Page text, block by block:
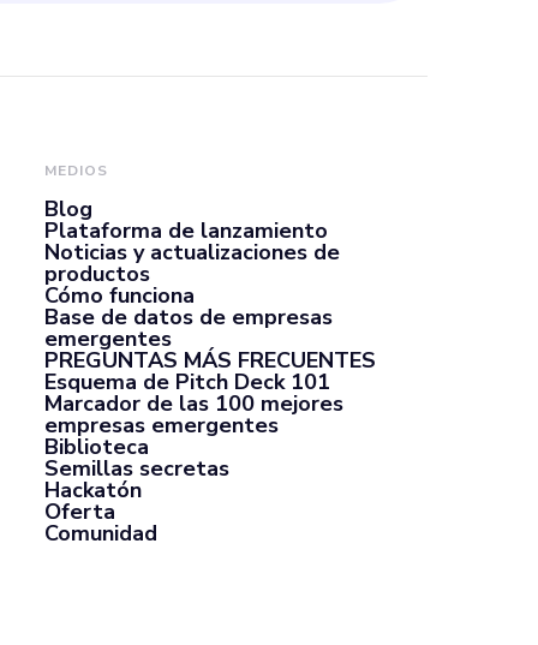
MEDIOS
Blog
Plataforma de lanzamiento
Noticias y actualizaciones de
productos
Cómo funciona
Base de datos de empresas
emergentes
PREGUNTAS MÁS FRECUENTES
Esquema de Pitch Deck 101
Marcador de las 100 mejores
empresas emergentes
Biblioteca
Semillas secretas
Hackatón
Oferta
Comunidad